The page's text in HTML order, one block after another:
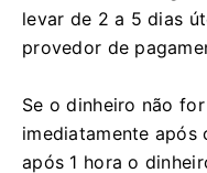
levar de 2 a 5 dias
provedor de
Se o dinheiro não
imediatamente após
após 1 hora o